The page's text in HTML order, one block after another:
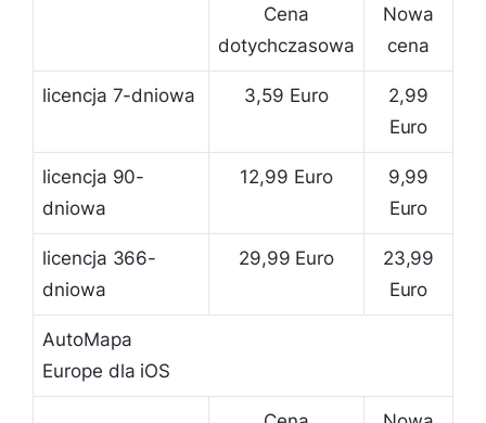
Cena
dotychczasowa
Nowa
cena
licencja 7-dniowa 3,59 Euro
2,99
Euro
licencja 90-
dniowa
12,99 Euro
9,99
Euro
licencja 366-
dniowa
29,99 Euro
23,99
Euro
AutoMapa
Europe dla iOS